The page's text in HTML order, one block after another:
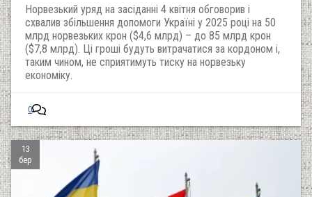
Норвезький уряд на засіданні 4 квітня обговорив і
схвалив збільшення допомоги Україні у 2025 році на 50
млрд норвезьких крон ($4,6 млрд) – до 85 млрд крон
($7,8 млрд). Ці гроші будуть витрачатися за кордоном і,
таким чином, не сприятимуть тиску на норвезьку
економіку.
0
13
бер